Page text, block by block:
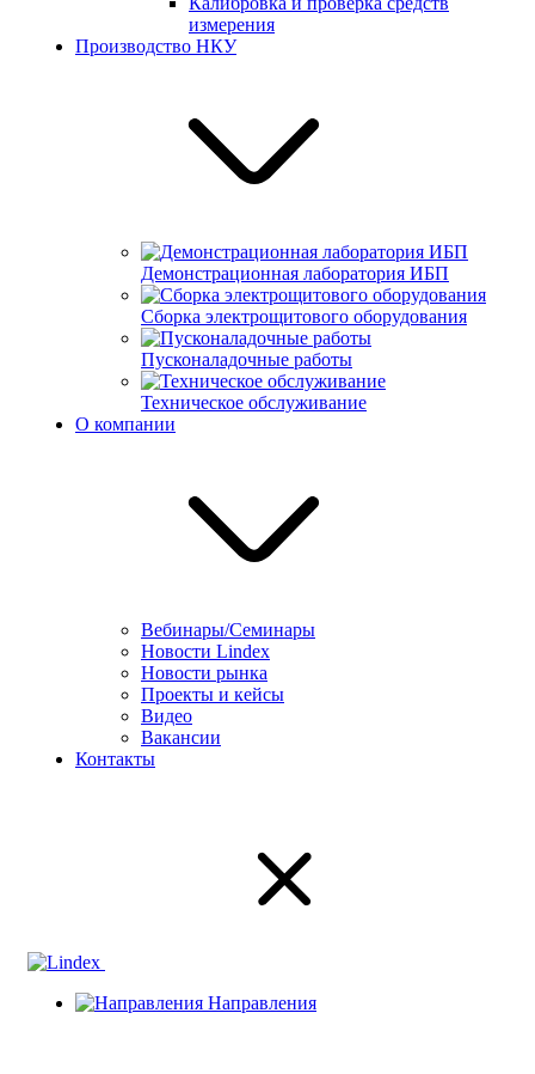
измерения
Производство НКУ
Демонстрационная лаборатория ИБП
Сборка электрощитового оборудования
Пусконаладочные работы
Техническое обслуживание
О компании
Вебинары/Семинары
Новости Lindex
Новости рынка
Проекты и кейсы
Видео
Вакансии
Контакты
Направления